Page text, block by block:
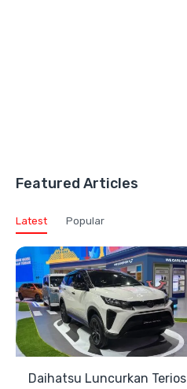
Featured Articles
Latest Popular
Daihatsu Luncurkan Terios